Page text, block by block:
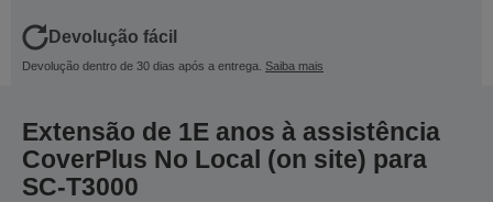
Devolução fácil
Devolução dentro de 30 dias após a entrega. Saiba mais
Extensão de 1E anos à assistência
CoverPlus No Local (on site) para
SC-T3000